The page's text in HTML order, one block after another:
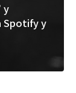
y
Spotify y